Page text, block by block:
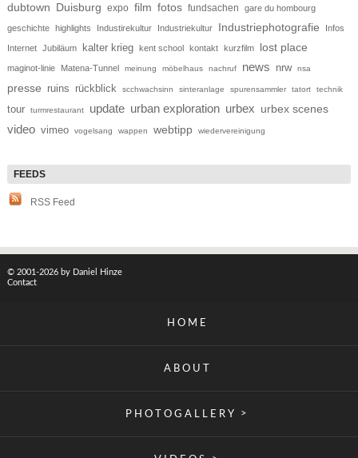
dubtown Duisburg expo film fotos fundsachen gare du hombourg
geschichte highlights Industirekultur Industriekultur Industriephotografie Infos
Internet Jubiläum kalter krieg kent school kontakt kurzfilm lost place
maginot-linie Matena-Tunnel meinung möbelhaus nachruf news nrw nsa
presse ruins rückblick scchwachsinn sinteranlage spurensammler tatort technik
tour turmrestaurant update urban exploration urbex urbex scenes
video vimeo vogelsang wappen webtipp wiedervereinigung
RSS Feed
© 2001-2026 by Daniel Hinze
Contact
HOME
ABOUT
PHOTOGALLERY >